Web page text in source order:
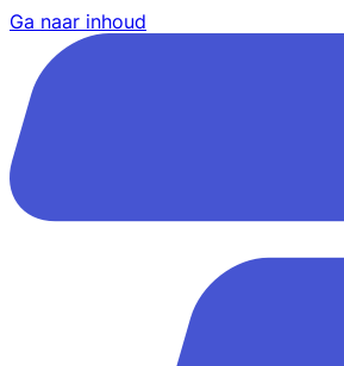
Ga naar inhoud